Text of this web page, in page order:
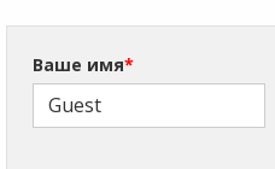
Ваше имя*